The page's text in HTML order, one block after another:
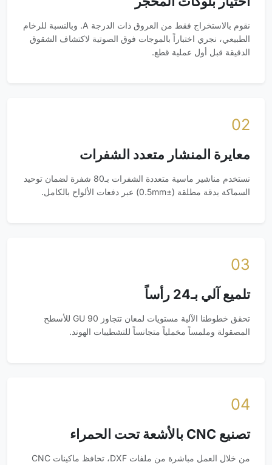
نقوم بالاستخراج فقط من العروق ذات الدرجة A. وبالنسبة للرخام
الطبيعي، نجري اختباراً بالموجات فوق الصوتية لاكتشاف الشقوق
الدقيقة قبل أول عملية قطع.
02
معايرة المنشار متعدد الشفرات
نستخدم مناشير ماسية متعددة الشفرات بـ80 شفرة لضمان توحيد
السماكة بدقة مطلقة (±0.5mm) عبر دفعات الألواح بالكامل.
03
تلميع آلي بـ24 رأساً
تحقق خطوطنا الآلية مستويات لمعان تتجاوز 90 GU للأسطح
المصقولة وملمساً مخملياً متجانساً للتشطيبات الهوند.
04
تصنيع CNC بالأشعة تحت الحمراء
من خلال العمل مباشرة من ملفات DXF، تحافظ ماكينات CNC